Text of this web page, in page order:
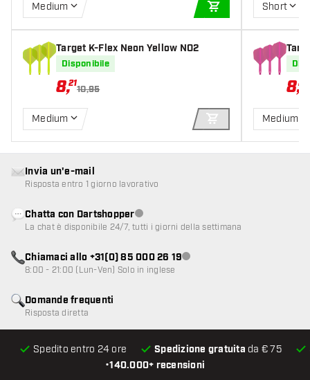
Medium
AGGIUNGI AL
Target K-Flex Neon Yellow NO2
Disponibile
8,21
10,95
Medium
AGGIUNGI AL
Short
8,21
Medium
•140.000+ recensioni
Spedito entro 24 ore Spedizione gratuita da € 75
Domande frequenti
Risposta diretta
Invia un'e-mail
Risposta entro 1 giorno lavorativo
Chatta con DartshopperServizio clienti non disponibile
La chat è disponibile 24/7, tutti i giorni della settimana
Chiamaci allo +31(0) 85 000 26 19Servizio clienti non disponibile
8:00 - 21:00 (Lun-Ven) Solo in inglese